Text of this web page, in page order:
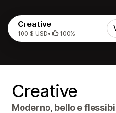
Creative
100 $ USD• 100%
Creative
Moderno, bello e